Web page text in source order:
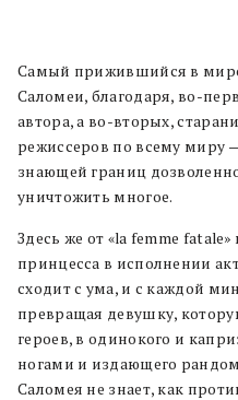
Самый прижившийся в
Саломеи, благодаря, во-
автора, а во-вторых,
режиссеров по всему миру
знающей границ
уничтожить многое.
Здесь же от «la femme
принцесса в исполнении
сходит с ума, и с каждой
превращая девушку,
героев, в одинокого и
ногами и издающего
Саломея не знает, как